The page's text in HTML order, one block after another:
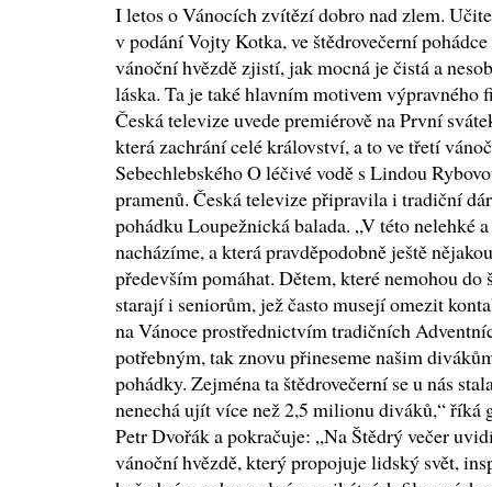
I letos o Vánocích zvítězí dobro nad zlem.
v podání Vojty Kotka, ve štědrovečerní
vánoční hvězdě zjistí, jak mocná je čistá a
láska. Ta je také hlavním motivem
Česká televize uvede premiérově na První
která zachrání celé království, a to ve třetí
Sebechlebského O léčivé vodě s Lindou
pramenů. Česká televize připravila i tradiční
pohádku Loupežnická balada. „V této nelehké
nacházíme, a která pravděpodobně ještě
především pomáhat. Dětem, které nemohou
starají i seniorům, jež často musejí omezit
na Vánoce prostřednictvím tradičních
potřebným, tak znovu přineseme našim
pohádky. Zejména ta štědrovečerní se u nás
nenechá ujít více než 2,5 milionu diváků,“ říká
Petr Dvořák a pokračuje: „Na Štědrý večer
vánoční hvězdě, který propojuje lidský svět,